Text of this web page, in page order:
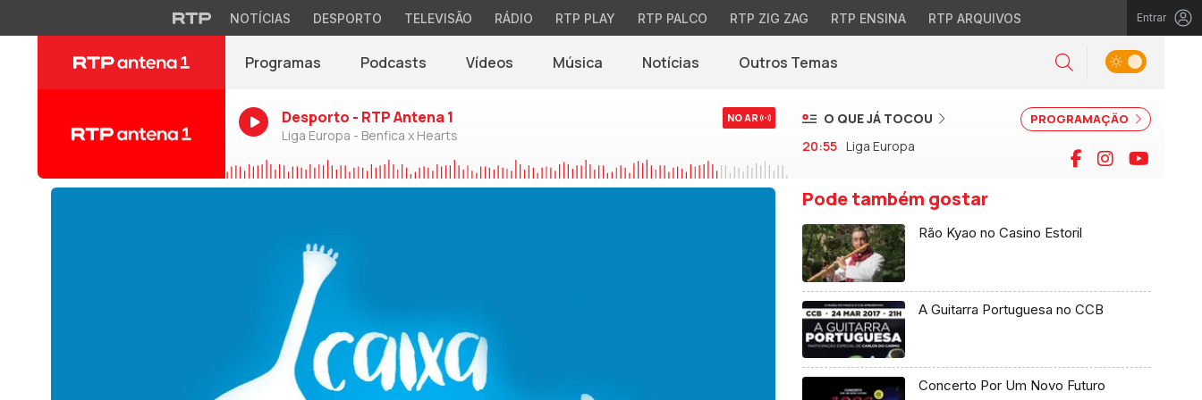
NOTÍCIAS DESPORTO TELEVISÃO RÁDIO RTP PLAY RTP PALCO RTP ZIG ZAG RTP ENSINA RTP ARQUIVOS Entrar
Programas Podcasts Vídeos Música Notícias(abre em nova janela)
Outros Temas Pesquisar
Alternar tema
Desporto - RTP Antena 1
Liga Europa - Benfica x Hearts
NO AR PROGRAMAÇÃO
O QUE JÁ TOCOU
20:55 Liga Europa Facebook
Instagram
Pode também gostar
Rão Kyao no Casino Estoril
A Guitarra Portuguesa no CCB
Concerto Por Um Novo Futuro